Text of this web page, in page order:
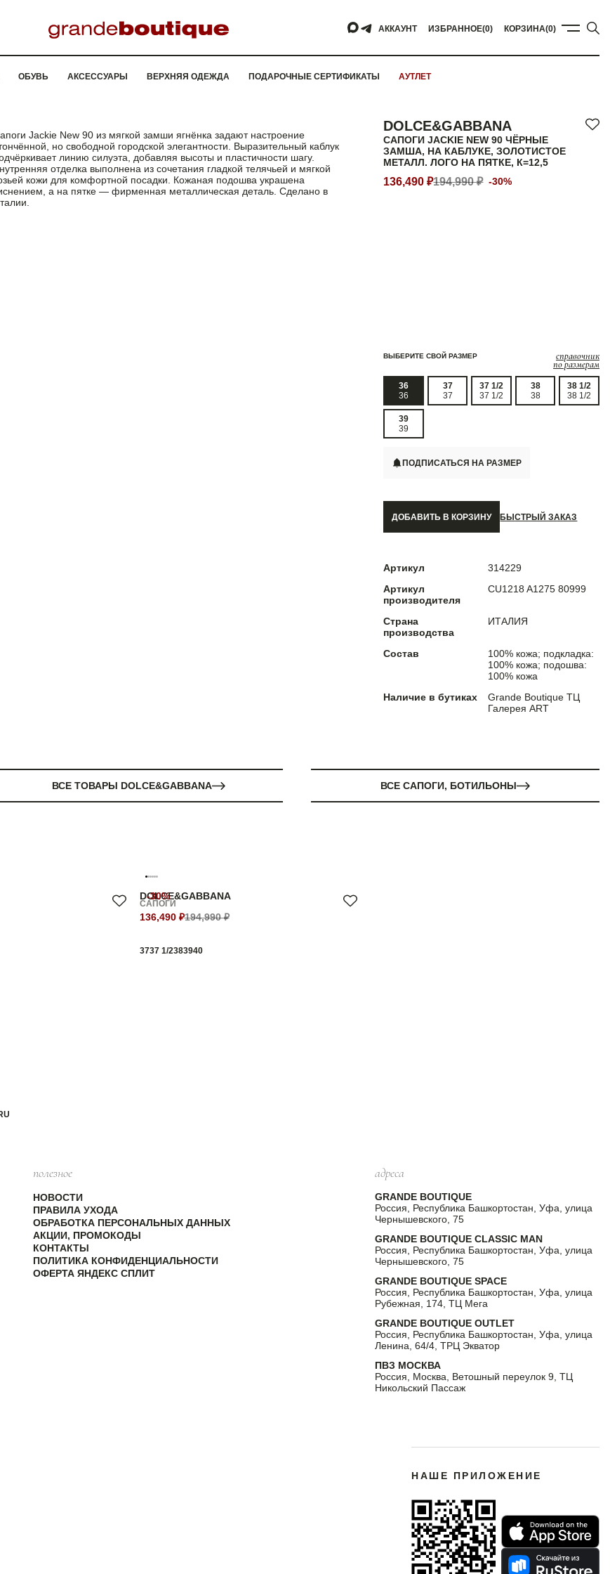
АККАУНТ ИЗБРАННОЕ(0) КОРЗИНА(0)
ОБУВЬ АКСЕССУАРЫ ВЕРХНЯЯ ОДЕЖДА ПОДАРОЧНЫЕ СЕРТИФИКАТЫ АУТЛЕТ
Jackie New 90 из мягкой замши ягнёнка задают настроение
но свободной городской элегантности. Выразительный каблук
линию силуэта, добавляя высоты и пластичности шагу.
отделка выполнена из сочетания гладкой телячьей и мягкой
кожи для комфортной посадки. Кожаная подошва украшена
а на пятке — фирменная металлическая деталь. Сделано в
DOLCE&GABBANA
САПОГИ JACKIE NEW 90 ЧЁРНЫЕ
ЗАМША, НА КАБЛУКЕ, ЗОЛОТИСТОЕ
МЕТАЛЛ. ЛОГО НА ПЯТКЕ, К=12,5
136,490 ₽194,990 ₽ -30%
ВЫБЕРИТЕ СВОЙ РАЗМЕР справочник
по размерам
36
36
37
37
37 1/2
37 1/2
38
38
38 1/2
38 1/2
39
39
ПОДПИСАТЬСЯ НА РАЗМЕР
ДОБАВИТЬ В КОРЗИНУ БЫСТРЫЙ ЗАКАЗ
Артикул
314229
Артикул
производителя
CU1218 A1275 80999
Страна
производства
ИТАЛИЯ
Состав
100% кожа; подкладка:
100% кожа; подошва:
100% кожа
Наличие в бутиках
Grande Boutique ТЦ
Галерея ART
ВСЕ ТОВАРЫ DOLCE&GABBANA ВСЕ САПОГИ, БОТИЛЬОНЫ
-30%
DOLCE&GABBANA
САПОГИ
136,490 ₽194,990 ₽
3737 1/2383940
полезное
НОВОСТИ
ПРАВИЛА УХОДА
ОБРАБОТКА ПЕРСОНАЛЬНЫХ ДАННЫХ
АКЦИИ, ПРОМОКОДЫ
КОНТАКТЫ
ПОЛИТИКА КОНФИДЕНЦИАЛЬНОСТИ
ОФЕРТА ЯНДЕКС СПЛИТ
адреса
GRANDE BOUTIQUE
Россия, Республика Башкортостан, Уфа, улица
Чернышевского, 75
GRANDE BOUTIQUE CLASSIC MAN
Россия, Республика Башкортостан, Уфа, улица
Чернышевского, 75
GRANDE BOUTIQUE SPACE
Россия, Республика Башкортостан, Уфа, улица
Рубежная, 174, ТЦ Мега
GRANDE BOUTIQUE OUTLET
Россия, Республика Башкортостан, Уфа, улица
Ленина, 64/4, ТРЦ Экватор
ПВЗ МОСКВА
Россия, Москва, Ветошный переулок 9, ТЦ
Никольский Пассаж
НАШЕ ПРИЛОЖЕНИЕ